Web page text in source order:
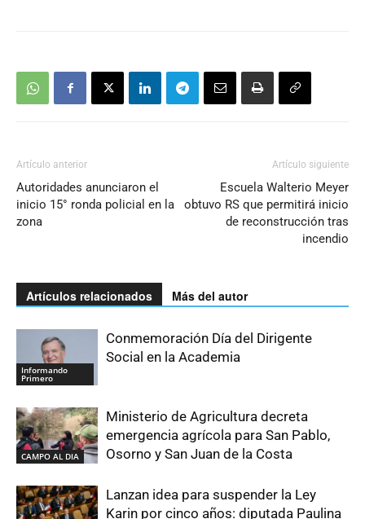
Artículo anterior
Autoridades anunciaron el
inicio 15° ronda policial en la
zona
Artículo siguiente
Escuela Walterio Meyer
obtuvo RS que permitirá inicio
de reconstrucción tras
incendio
Artículos relacionados Más del autor
Informando
Primero
Conmemoración Día del Dirigente
Social en la Academia
CAMPO AL DIA
Ministerio de Agricultura decreta
emergencia agrícola para San Pablo,
Osorno y San Juan de la Costa
Lanzan idea para suspender la Ley
Karin por cinco años: diputada Paulina